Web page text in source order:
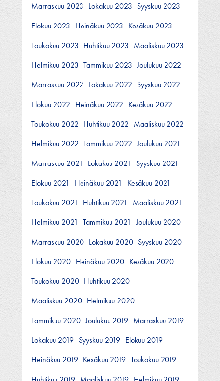
Marraskuu 2023 Lokakuu 2023 Syyskuu 2023
Elokuu 2023 Heinäkuu 2023 Kesäkuu 2023
Toukokuu 2023 Huhtikuu 2023 Maaliskuu 2023
Helmikuu 2023 Tammikuu 2023 Joulukuu 2022
Marraskuu 2022 Lokakuu 2022 Syyskuu 2022
Elokuu 2022 Heinäkuu 2022 Kesäkuu 2022
Toukokuu 2022 Huhtikuu 2022 Maaliskuu 2022
Helmikuu 2022 Tammikuu 2022 Joulukuu 2021
Marraskuu 2021
Lokakuu 2021
Syyskuu 2021
Elokuu 2021
Heinäkuu 2021
Kesäkuu 2021
Toukokuu 2021
Huhtikuu 2021
Maaliskuu 2021
Helmikuu 2021
Tammikuu 2021
Joulukuu 2020
Marraskuu 2020 Lokakuu 2020 Syyskuu 2020
Elokuu 2020 Heinäkuu 2020 Kesäkuu 2020
Toukokuu 2020 Huhtikuu 2020
Maaliskuu 2020 Helmikuu 2020
Tammikuu 2020 Joulukuu 2019 Marraskuu 2019
Lokakuu 2019 Syyskuu 2019 Elokuu 2019
Heinäkuu 2019 Kesäkuu 2019 Toukokuu 2019